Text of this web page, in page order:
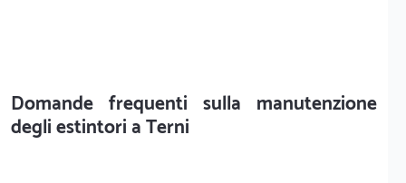
Domande frequenti sulla manutenzione
degli estintori a Terni